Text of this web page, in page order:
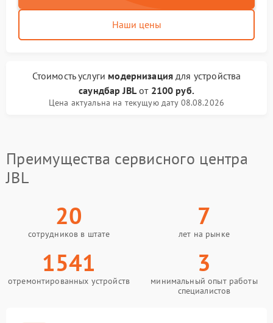
Наши цены
Стоимость услуги модернизация для устройства
саундбар JBLот 2100 руб.
Цена актуальна на текущую дату 08.08.2026
Преимущества сервисного центра
JBL
20
сотрудников в штате
7
лет на рынке
1541
отремонтированных устройств
3
минимальный опыт работы
специалистов